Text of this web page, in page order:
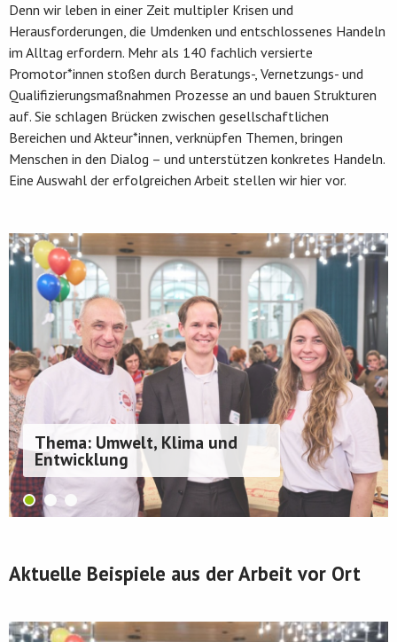
Denn wir leben in einer Zeit multipler Krisen und
Herausforderungen, die Umdenken und entschlossenes Handeln
im Alltag erfordern. Mehr als 140 fachlich versierte
Promotor*innen stoßen durch Beratungs-, Vernetzungs- und
Qualifizierungsmaßnahmen Prozesse an und bauen Strukturen
auf. Sie schlagen Brücken zwischen gesellschaftlichen
Bereichen und Akteur*innen, verknüpfen Themen, bringen
Menschen in den Dialog – und unterstützen konkretes Handeln.
Eine Auswahl der erfolgreichen Arbeit stellen wir hier vor.
Thema: Umwelt, Klima und
Entwicklung
Aktuelle Beispiele aus der Arbeit vor Ort